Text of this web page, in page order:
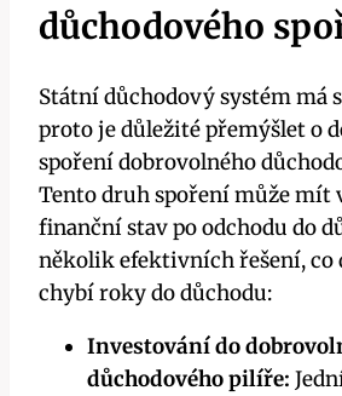
důchodového
Státní důchodový systém má
proto je důležité přemýšlet o
spoření dobrovolného
Tento druh spoření může mít
finanční stav po odchodu do
několik efektivních řešení, co
chybí roky do důchodu:
Investování do
důchodového pilíře: